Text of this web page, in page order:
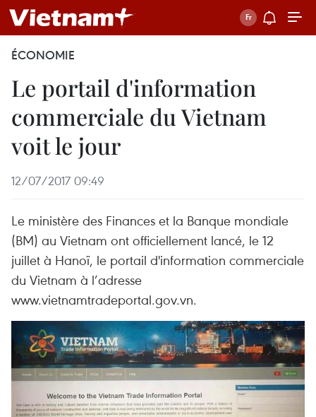
ÉCONOMIE
Le portail d'information
commerciale du Vietnam
voit le jour
12/07/2017 09:49
Le ministère des Finances et la Banque mondiale
(BM) au Vietnam ont officiellement lancé, le 12
juillet à Hanoï, le portail d'information commerciale
du Vietnam à l’adresse
www.vietnamtradeportal.gov.vn.